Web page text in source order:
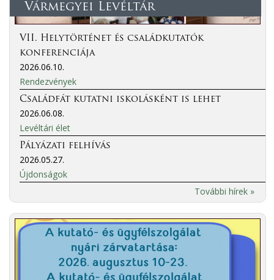
Vármegyei Levéltár
VII. Helytörténet és családkutatók
konferenciája
2026.06.10.
Rendezvények
Családfát kutatni iskolásként is lehet
2026.06.08.
Levéltári élet
Pályázati felhívás
2026.05.27.
Újdonságok
További hírek »